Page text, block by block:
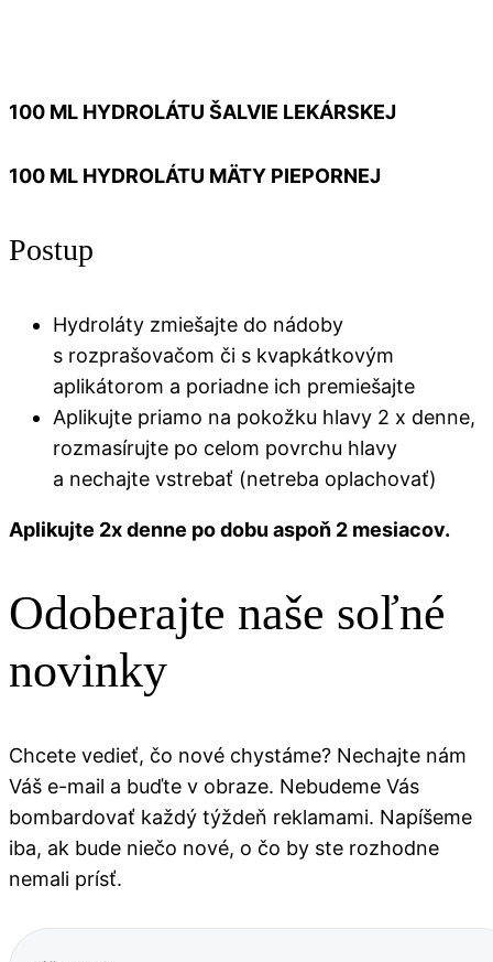
100 ML HYDROLÁTU ŠALVIE LEKÁRSKEJ
100 ML HYDROLÁTU MÄTY PIEPORNEJ
Postup
Hydroláty zmiešajte do nádoby
s rozprašovačom či s kvapkátkovým
aplikátorom a poriadne ich premiešajte
Aplikujte priamo na pokožku hlavy 2 x denne,
rozmasírujte po celom povrchu hlavy
a nechajte vstrebať (netreba oplachovať)
Aplikujte 2x denne po dobu aspoň 2 mesiacov.
Odoberajte naše soľné
novinky
Chcete vedieť, čo nové chystáme? Nechajte nám
Váš e-mail a buďte v obraze. Nebudeme Vás
bombardovať každý týždeň reklamami. Napíšeme
iba, ak bude niečo nové, o čo by ste rozhodne
nemali prísť.